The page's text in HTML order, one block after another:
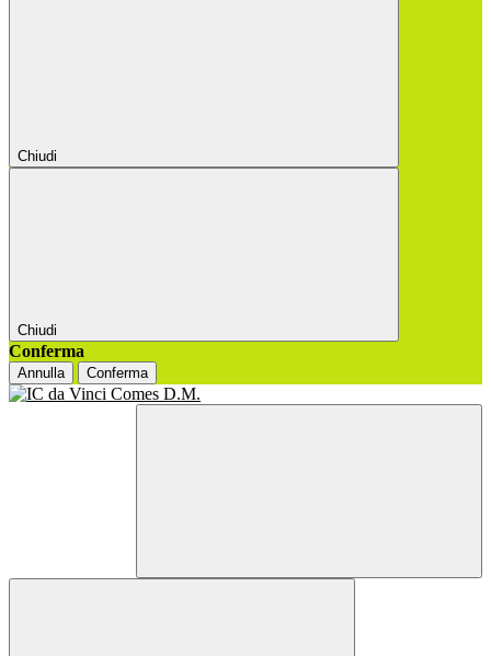
Chiudi
Chiudi
Conferma
Annulla Conferma